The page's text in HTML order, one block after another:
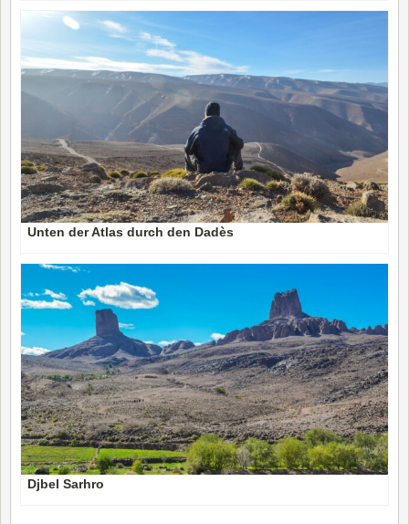
Unten der Atlas durch den Dadès
Djbel Sarhro